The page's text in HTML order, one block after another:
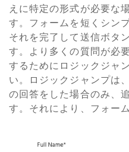
えに特定の形式が必要な
す。フォームを短くシン
それを完了して送信ボタ
す。より多くの質問が必
するためにロジックジャ
い。ロジックジャンプは
の回答をした場合のみ、
す。それにより、フォー